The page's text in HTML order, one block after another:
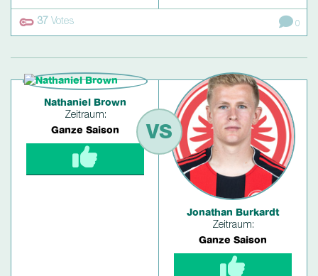
37 Votes 0
Nathaniel Brown
Zeitraum:
Ganze Saison
VS
Jonathan Burkardt
Zeitraum:
Ganze Saison